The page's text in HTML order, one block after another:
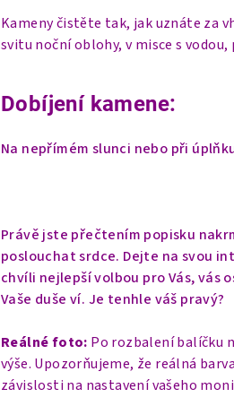
Kameny čistěte tak, jak uznáte za
svitu noční oblohy, v misce s vodou,
Dobíjení kamene:
Na nepřímém slunci nebo při
Právě jste přečtením popisku
poslouchat srdce. Dejte na svou
chvíli nejlepší volbou pro Vás, vás
Vaše duše ví. Je tenhle váš pravý?
Reálné foto: Po rozbalení balíčku
výše. Upozorňujeme, že reálná
závislosti na nastavení vašeho